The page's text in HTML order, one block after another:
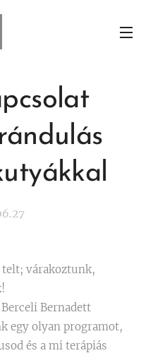
telt; várakoztunk,
Bernadett
egy olyan programot,
és a mi terápiás